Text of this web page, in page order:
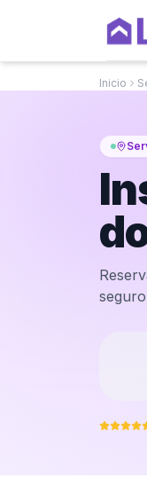
Inicio